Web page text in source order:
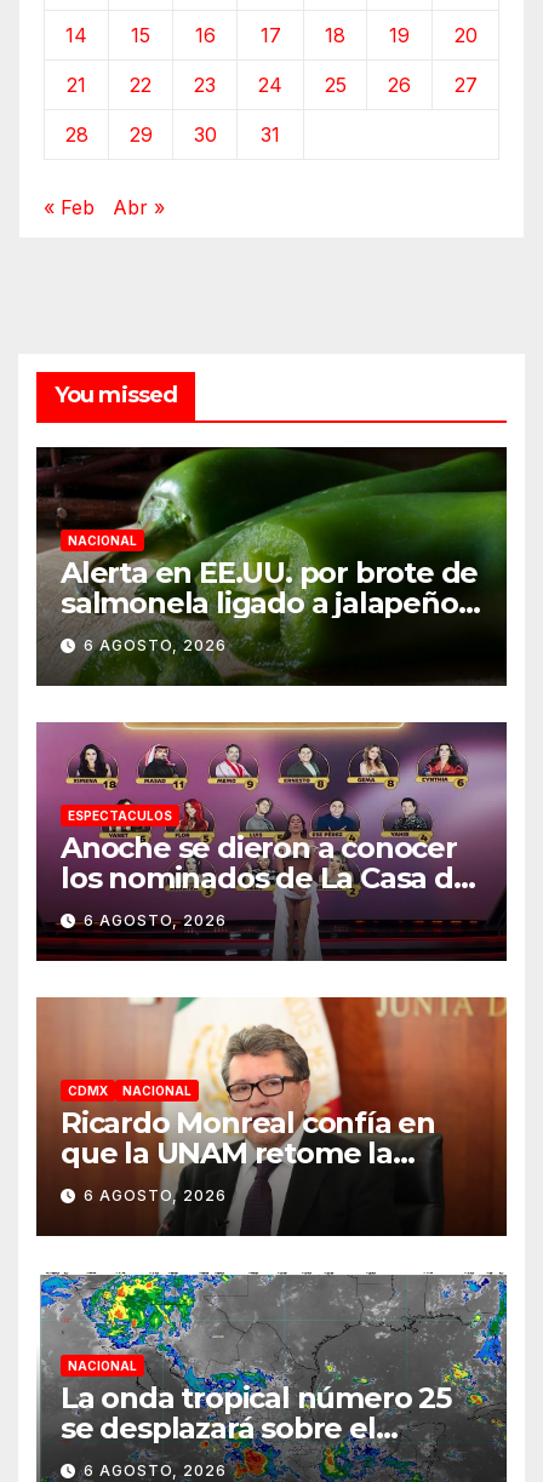
14 15 16 17 18 19 20
21 22 23 24 25 26 27
28 29 30 31
« Feb Abr »
You missed
NACIONAL
Alerta en EE.UU. por brote de
salmonela ligado a jalapeños
mexicanos; reportan 345
casos
6 AGOSTO, 2026
ESPECTACULOS
Anoche se dieron a conocer
los nominados de La Casa de
los Famosos México 2026 en
la segunda semana
6 AGOSTO, 2026
CDMX NACIONAL
Ricardo Monreal confía en
que la UNAM retome la
normalidad e inicie el
semestre mediante el
diálogo
6 AGOSTO, 2026
NACIONAL
La onda tropical número 25
se desplazará sobre el
sureste mexicano
6 AGOSTO, 2026